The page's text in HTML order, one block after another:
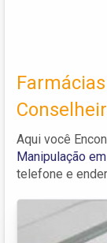
Aqui você
Manipulação
telefone e